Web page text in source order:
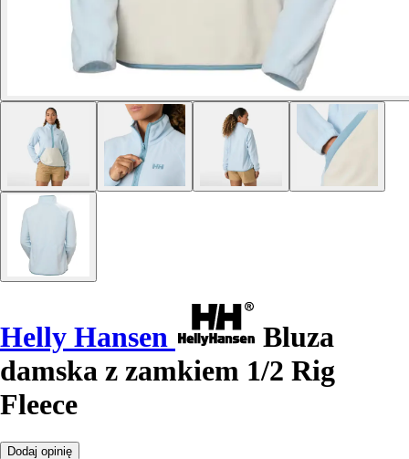
Helly Hansen
Bluza
damska z zamkiem 1/2 Rig
Fleece
Dodaj opinię